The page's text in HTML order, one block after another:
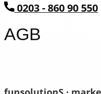
​0203 - 860 90 550
AGB